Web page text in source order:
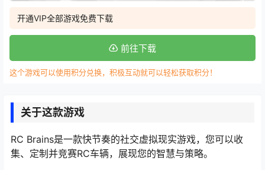
开通VIP全部游戏免费下载
前往下载
这个游戏可以使用积分兑换，积极互动就可以轻松获取积分！
关于这款游戏
RC Brains是一款快节奏的社交虚拟现实游戏，您可以收
集、定制并竞赛RC车辆，展现您的智慧与策略。